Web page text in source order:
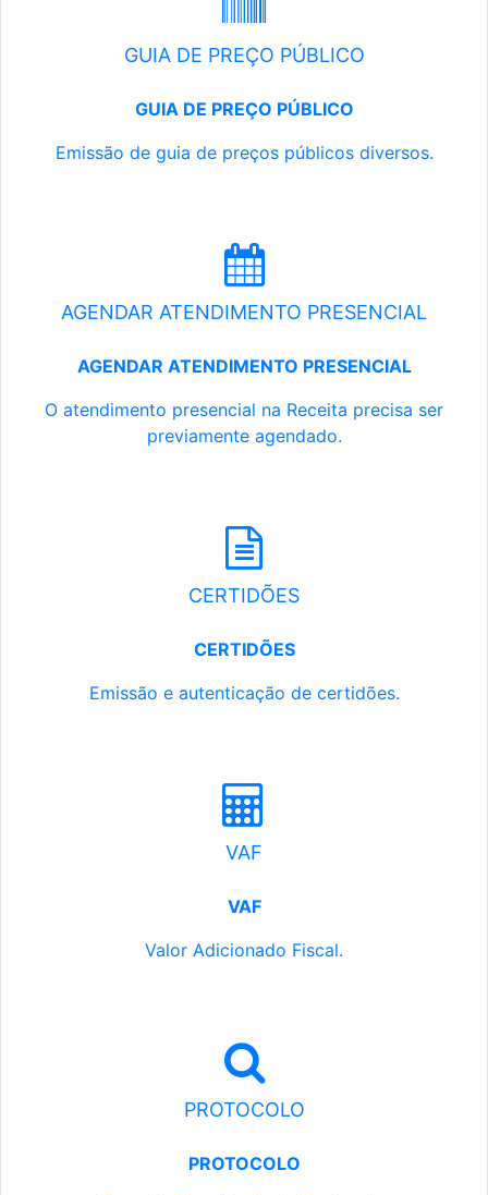
GUIA DE PREÇO PÚBLICO
GUIA DE PREÇO PÚBLICO
Emissão de guia de preços públicos diversos.
AGENDAR ATENDIMENTO PRESENCIAL
AGENDAR ATENDIMENTO PRESENCIAL
O atendimento presencial na Receita precisa ser
previamente agendado.
CERTIDÕES
CERTIDÕES
Emissão e autenticação de certidões.
VAF
VAF
Valor Adicionado Fiscal.
PROTOCOLO
PROTOCOLO